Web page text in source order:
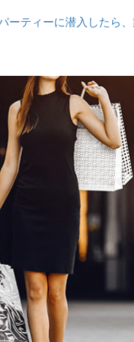
ーティーに潜入したら